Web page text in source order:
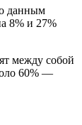
данным
8% и 27%
между собой
60% —